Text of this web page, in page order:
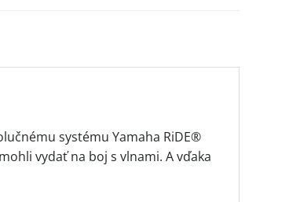
systému Yamaha RiDE®
vydať na boj s vlnami. A vďaka